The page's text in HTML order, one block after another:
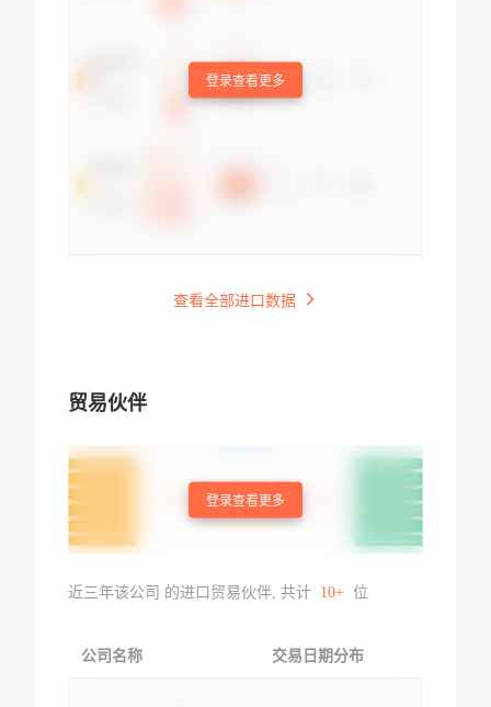
登录查看更多
查看全部进口数据
贸易伙伴
登录查看更多
近三年该公司 的进口贸易伙伴, 共计 10+ 位
公司名称 交易日期分布